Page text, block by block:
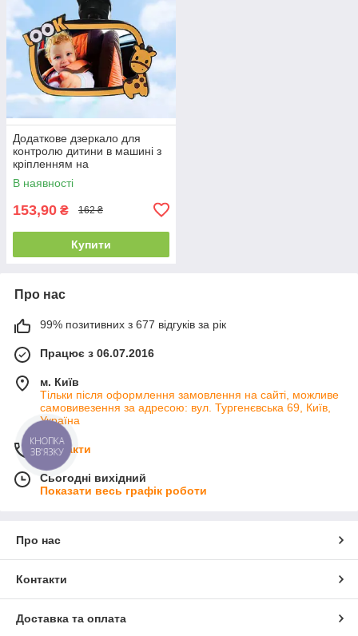
Додаткове дзеркало для
контролю дитини в машині з
кріпленням на
сонцезахисному козирку 3R-
2261
В наявності
153,90 ₴ 162 ₴
Купити
Про нас
99% позитивних з 677 відгуків за рік
Працює з 06.07.2016
м. Київ
Тільки після оформлення замовлення на сайті, можливе
самовивезення за адресою: вул. Тургенєвська 69, Київ,
Україна
Контакти
Сьогодні вихідний
Показати весь графік роботи
Про нас
Контакти
Доставка та оплата
КНОПКА
ЗВ'ЯЗКУ